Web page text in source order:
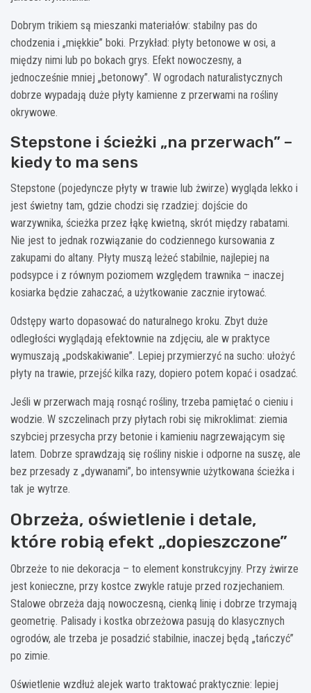
Dobrym trikiem są mieszanki materiałów: stabilny pas do
chodzenia i „miękkie” boki. Przykład: płyty betonowe w osi, a
między nimi lub po bokach grys. Efekt nowoczesny, a
jednocześnie mniej „betonowy”. W ogrodach naturalistycznych
dobrze wypadają duże płyty kamienne z przerwami na rośliny
okrywowe.
Stepstone i ścieżki „na przerwach” –
kiedy to ma sens
Stepstone (pojedyncze płyty w trawie lub żwirze) wygląda lekko i
jest świetny tam, gdzie chodzi się rzadziej: dojście do
warzywnika, ścieżka przez łąkę kwietną, skrót między rabatami.
Nie jest to jednak rozwiązanie do codziennego kursowania z
zakupami do altany. Płyty muszą leżeć stabilnie, najlepiej na
podsypce i z równym poziomem względem trawnika – inaczej
kosiarka będzie zahaczać, a użytkowanie zacznie irytować.
Odstępy warto dopasować do naturalnego kroku. Zbyt duże
odległości wyglądają efektownie na zdjęciu, ale w praktyce
wymuszają „podskakiwanie”. Lepiej przymierzyć na sucho: ułożyć
płyty na trawie, przejść kilka razy, dopiero potem kopać i osadzać.
Jeśli w przerwach mają rosnąć rośliny, trzeba pamiętać o cieniu i
wodzie. W szczelinach przy płytach robi się mikroklimat: ziemia
szybciej przesycha przy betonie i kamieniu nagrzewającym się
latem. Dobrze sprawdzają się rośliny niskie i odporne na suszę, ale
bez przesady z „dywanami”, bo intensywnie użytkowana ścieżka i
tak je wytrze.
Obrzeża, oświetlenie i detale,
które robią efekt „dopieszczone”
Obrzeże to nie dekoracja – to element konstrukcyjny. Przy żwirze
jest konieczne, przy kostce zwykle ratuje przed rozjechaniem.
Stalowe obrzeża dają nowoczesną, cienką linię i dobrze trzymają
geometrię. Palisady i kostka obrzeżowa pasują do klasycznych
ogrodów, ale trzeba je posadzić stabilnie, inaczej będą „tańczyć”
po zimie.
Oświetlenie wzdłuż alejek warto traktować praktycznie: lepiej